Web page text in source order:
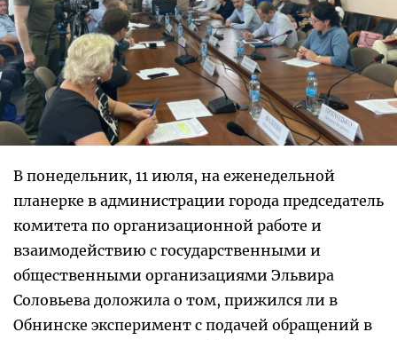
В понедельник, 11 июля, на еженедельной
планерке в администрации города председатель
комитета по организационной работе и
взаимодействию с государственными и
общественными организациями Эльвира
Соловьева доложила о том, прижился ли в
Обнинске эксперимент с подачей обращений в